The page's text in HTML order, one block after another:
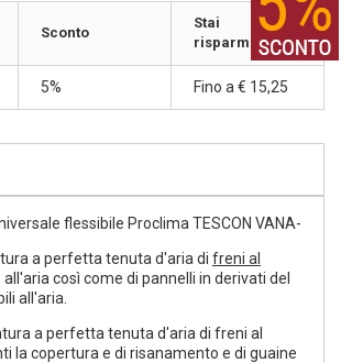
Sconto
Stai
risparmiando
5% Fino a € 15,25
flessibile Proclima TESCON VANA-
a perfetta tenuta d'aria di freni al
così come di pannelli in derivati del
all'aria.
a perfetta tenuta d'aria di freni al
la copertura e di risanamento e di guaine